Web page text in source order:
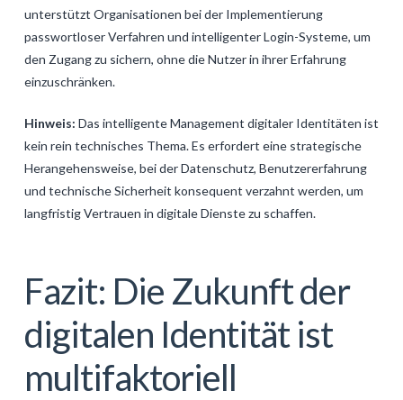
unterstützt Organisationen bei der Implementierung
passwortloser Verfahren und intelligenter Login-Systeme, um
den Zugang zu sichern, ohne die Nutzer in ihrer Erfahrung
einzuschränken.
Hinweis: Das intelligente Management digitaler Identitäten ist
kein rein technisches Thema. Es erfordert eine strategische
Herangehensweise, bei der Datenschutz, Benutzererfahrung
und technische Sicherheit konsequent verzahnt werden, um
langfristig Vertrauen in digitale Dienste zu schaffen.
Fazit: Die Zukunft der
digitalen Identität ist
multifaktoriell